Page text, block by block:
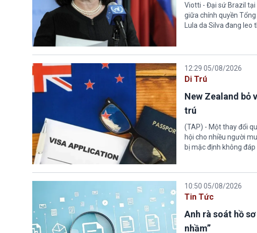
Viotti - Đại sứ Brazil
giữa chính quyền
Lula da Silva đang leo
12:29 05/08/2026
Di Trú
New Zealand bỏ
trú
(TAP) - Một thay đổi
hội cho nhiều người
bị mặc định không
10:50 05/08/2026
Tin Tức
Anh rà soát hồ
nhầm”